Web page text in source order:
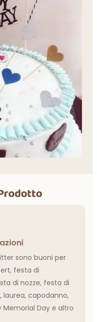
sono buoni per
festa di
di nozze, festa di
capodanno,
Memorial Day e altro